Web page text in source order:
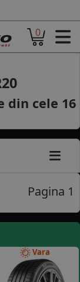
0
din cele 16
Pagina 1
Vara